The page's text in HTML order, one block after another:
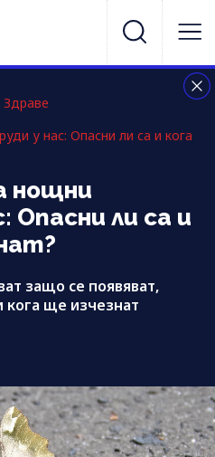
Здраве
у нас: Опасни ли са и кога
нощни
Опасни ли са и
защо се появяват,
кога ще изчезнат